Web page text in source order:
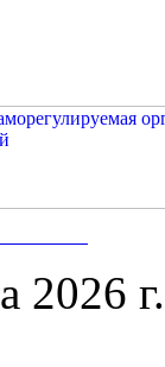
2026 г.